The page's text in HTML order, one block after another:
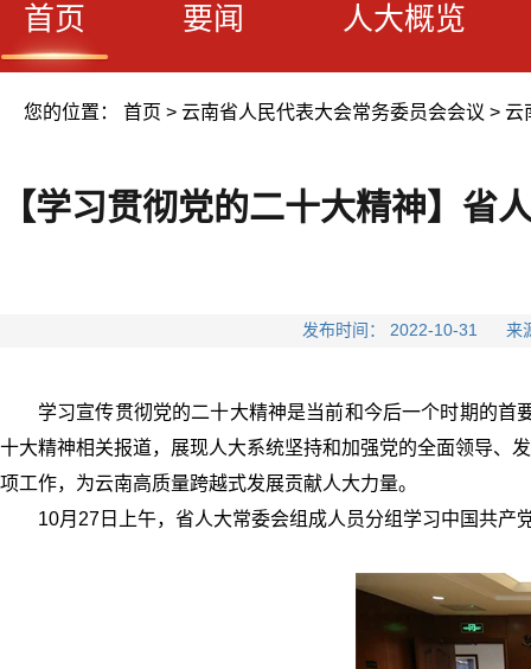
首页 要闻 人大概览
您的位置： 首页 > 云南省人民代表大会常务委员会会议 > 云
【学习贯彻党的二十大精神】省
发布时间： 2022-10-31 来
学习宣传贯彻党的二十大精神是当前和今后一个时期的首
十大精神相关报道，展现人大系统坚持和加强党的全面领导、
项工作，为云南高质量跨越式发展贡献人大力量。
10月27日上午，省人大常委会组成人员分组学习中国共产